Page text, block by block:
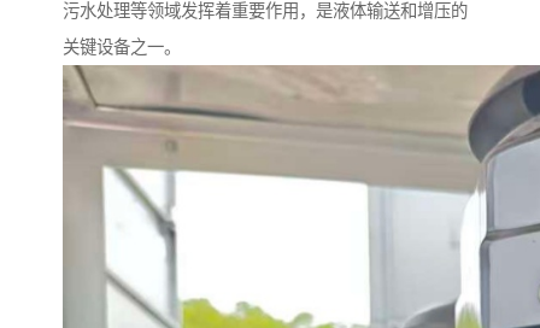
污水处理等领域发挥着重要作用，是液体输送和增压的
关键设备之一。